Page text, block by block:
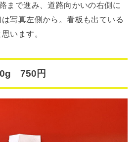
まで進み、道路向かいの右側に
写真左側から。看板も出ている
います。
750円